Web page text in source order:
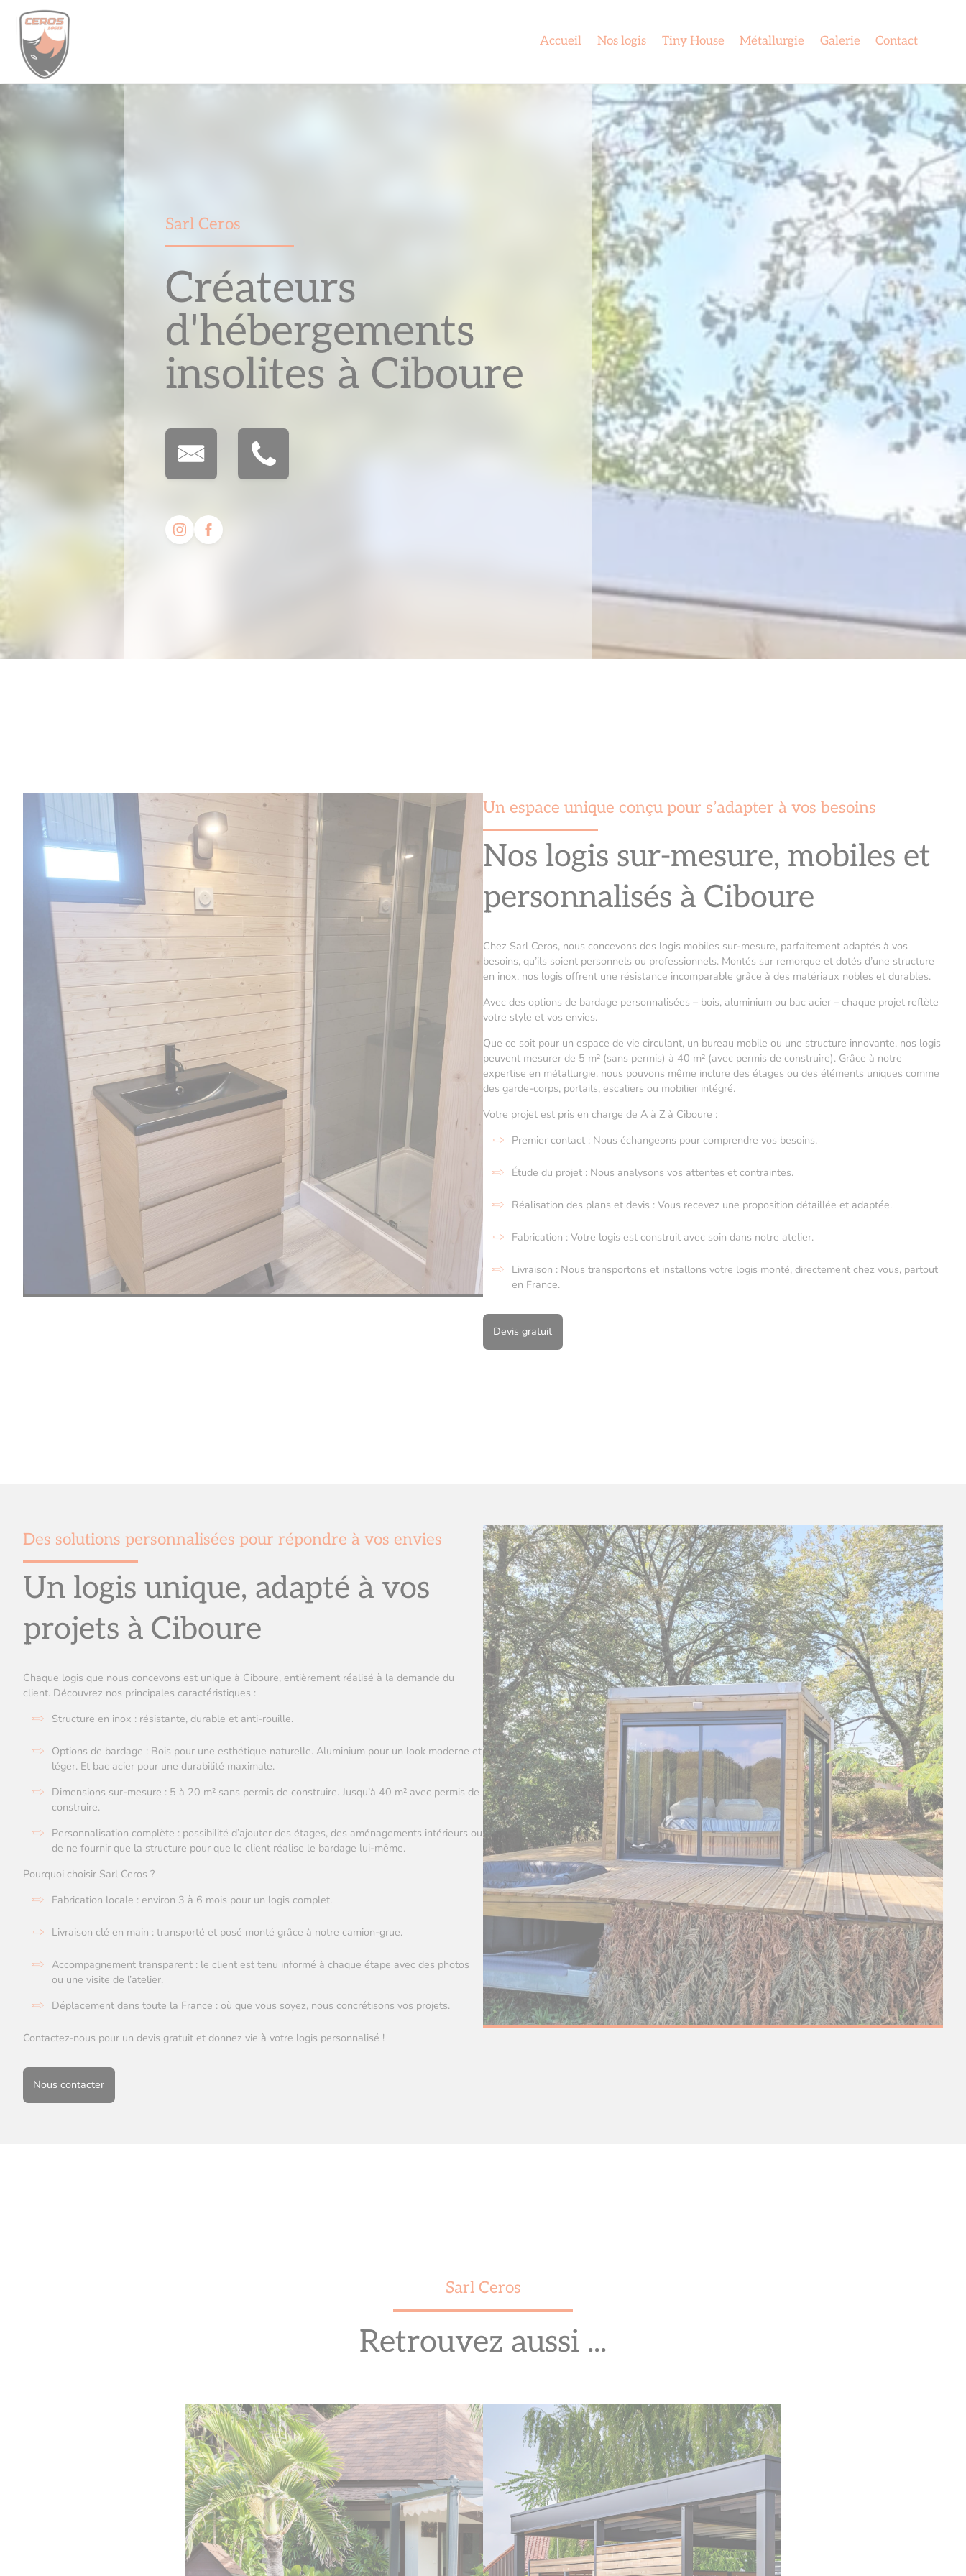
Skip
content
Accueil Nos logis Tiny House Métallurgie Galerie Contact
Sarl Ceros
Créateurs
d'hébergements
insolites à Ciboure
Un espace unique conçu pour s’adapter à vos besoins
Nos logis sur-mesure, mobiles et
personnalisés à Ciboure
Chez Sarl Ceros, nous concevons des logis mobiles sur-mesure, parfaitement adaptés à vos
besoins, qu’ils soient personnels ou professionnels. Montés sur remorque et dotés d’une structure
en inox, nos logis offrent une résistance incomparable grâce à des matériaux nobles et durables.
Avec des options de bardage personnalisées – bois, aluminium ou bac acier – chaque projet reflète
votre style et vos envies.
Que ce soit pour un espace de vie circulant, un bureau mobile ou une structure innovante, nos logis
peuvent mesurer de 5 m² (sans permis) à 40 m² (avec permis de construire). Grâce à notre
expertise en métallurgie, nous pouvons même inclure des étages ou des éléments uniques comme
des garde-corps, portails, escaliers ou mobilier intégré.
Votre projet est pris en charge de A à Z à Ciboure :
Premier contact : Nous échangeons pour comprendre vos besoins.
Étude du projet : Nous analysons vos attentes et contraintes.
Réalisation des plans et devis : Vous recevez une proposition détaillée et adaptée.
Fabrication : Votre logis est construit avec soin dans notre atelier.
Livraison : Nous transportons et installons votre logis monté, directement chez vous, partout
en France.
Devis gratuit
Des solutions personnalisées pour répondre à vos envies
Un logis unique, adapté à vos
projets à Ciboure
Chaque logis que nous concevons est unique à Ciboure, entièrement réalisé à la demande du
client. Découvrez nos principales caractéristiques :
Structure en inox : résistante, durable et anti-rouille.
Options de bardage : Bois pour une esthétique naturelle. Aluminium pour un look moderne et
léger. Et bac acier pour une durabilité maximale.
Dimensions sur-mesure : 5 à 20 m² sans permis de construire. Jusqu’à 40 m² avec permis de
construire.
Personnalisation complète : possibilité d’ajouter des étages, des aménagements intérieurs ou
de ne fournir que la structure pour que le client réalise le bardage lui-même.
Pourquoi choisir Sarl Ceros ?
Fabrication locale : environ 3 à 6 mois pour un logis complet.
Livraison clé en main : transporté et posé monté grâce à notre camion-grue.
Accompagnement transparent : le client est tenu informé à chaque étape avec des photos
ou une visite de l’atelier.
Déplacement dans toute la France : où que vous soyez, nous concrétisons vos projets.
Contactez-nous pour un devis gratuit et donnez vie à votre logis personnalisé !
Nous contacter
Sarl Ceros
Retrouvez aussi ...